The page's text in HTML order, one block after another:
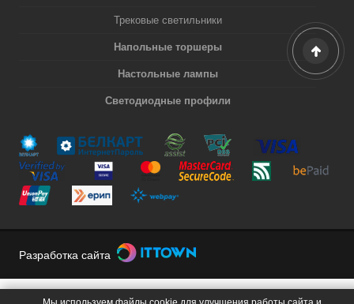
Трековые светильники
Напольные торшеры
Настольные лампы
Светодиодные профили
Разработка сайта